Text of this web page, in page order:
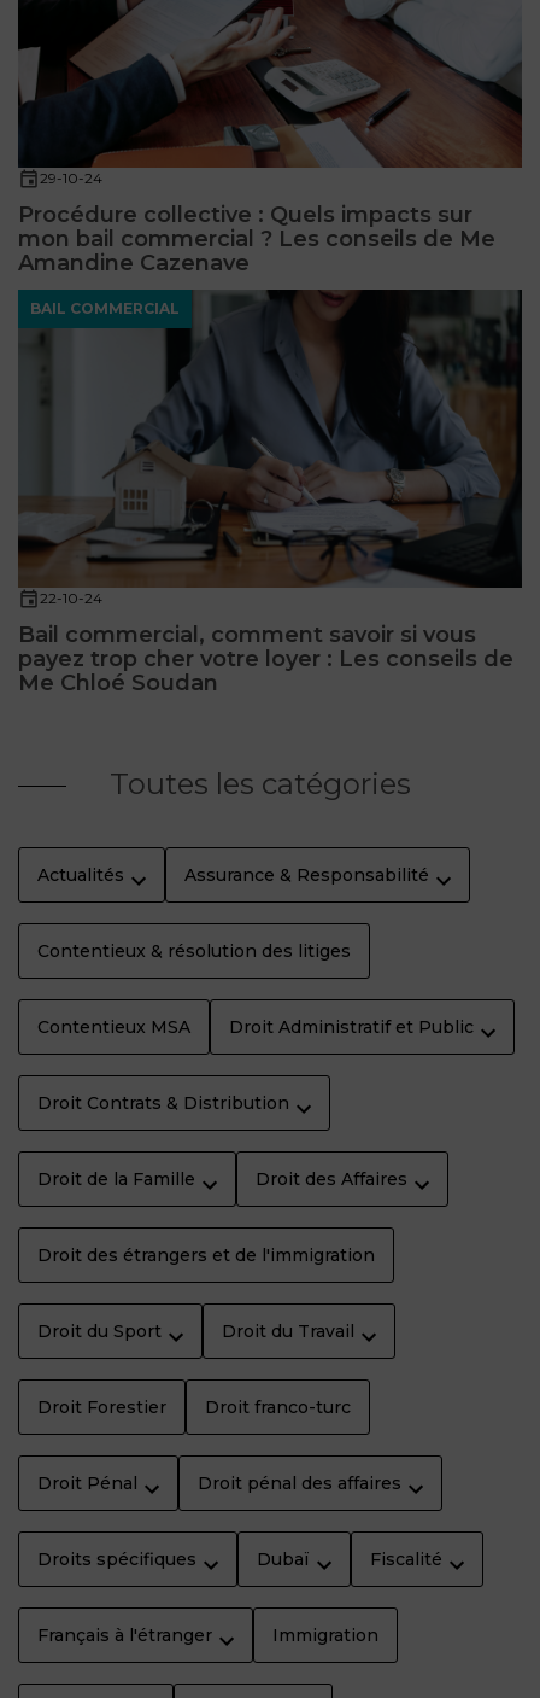
29-10-24
Procédure collective : Quels impacts sur
mon bail commercial ? Les conseils de Me
Amandine Cazenave
BAIL COMMERCIAL
22-10-24
Bail commercial, comment savoir si vous
payez trop cher votre loyer : Les conseils de
Me Chloé Soudan
Toutes les catégories
Actualités Assurance & Responsabilité
Contentieux & résolution des litiges
Contentieux MSA Droit Administratif et Public
Droit Contrats & Distribution
Droit de la Famille Droit des Affaires
Droit des étrangers et de l'immigration
Droit du Sport Droit du Travail
Droit Forestier Droit franco-turc
Droit Pénal Droit pénal des affaires
Droits spécifiques Dubaï Fiscalité
Français à l'étranger Immigration